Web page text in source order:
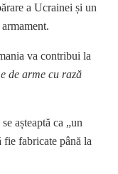
a Ucrainei și un
va contribui la
de arme cu rază
așteaptă ca „un
fie fabricate până la